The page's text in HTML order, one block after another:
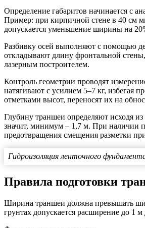
Определение габаритов начинается с
Пример: при кирпичной стене в 40 см
допускается уменьшение ширины на
Разбивку осей выполняют с помощью
откладывают длину фронтальной
лазерным построителем.
Контроль геометрии проводят
натягивают с усилием 5–7 кг, избегая
отметками высот, переносят их на
Глубину траншеи определяют исходя
значит, минимум – 1,7 м. При наличии
предотвращения смещения разметки
Гидроизоляция ленточного
Правила подготовки
Ширина траншеи должна превышать
грунтах допускается расширение до 1